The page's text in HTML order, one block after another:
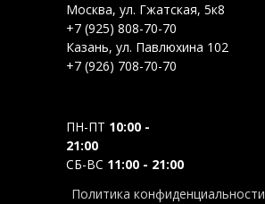
Москва, ул. Гжатская, 5к8
+7 (925) 808-70-70
Казань, ул. Павлюхина 102
+7 (926) 708-70-70
ПН-ПТ 10:00 -
21:00
СБ-ВС 11:00 - 21:00
Политика конфиденциальности